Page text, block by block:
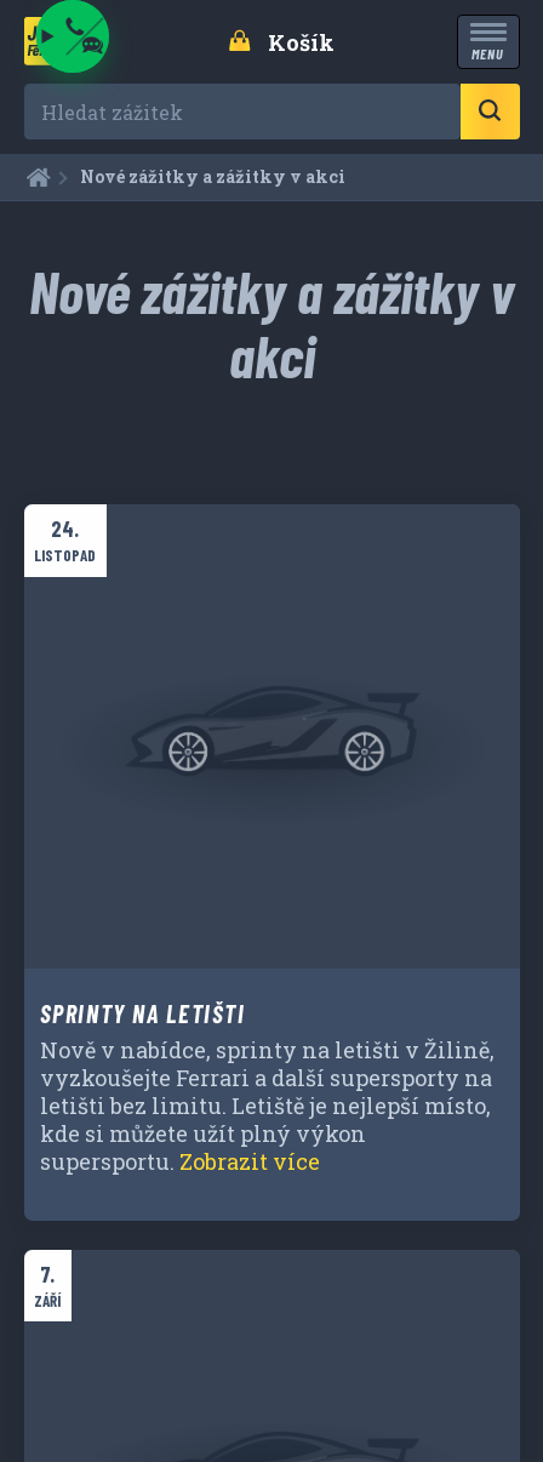
Košík MENU
Hledat zážitek
Aktuální:
Nové zážitky a zážitky v akci
Nové zážitky a zážitky v
akci
24.
LISTOPAD
SPRINTY NA LETIŠTI
Nově v nabídce, sprinty na letišti v Žilině,
vyzkoušejte Ferrari a další supersporty na
letišti bez limitu. Letiště je nejlepší místo,
kde si můžete užít plný výkon
supersportu. Zobrazit více
7.
ZÁŘÍ